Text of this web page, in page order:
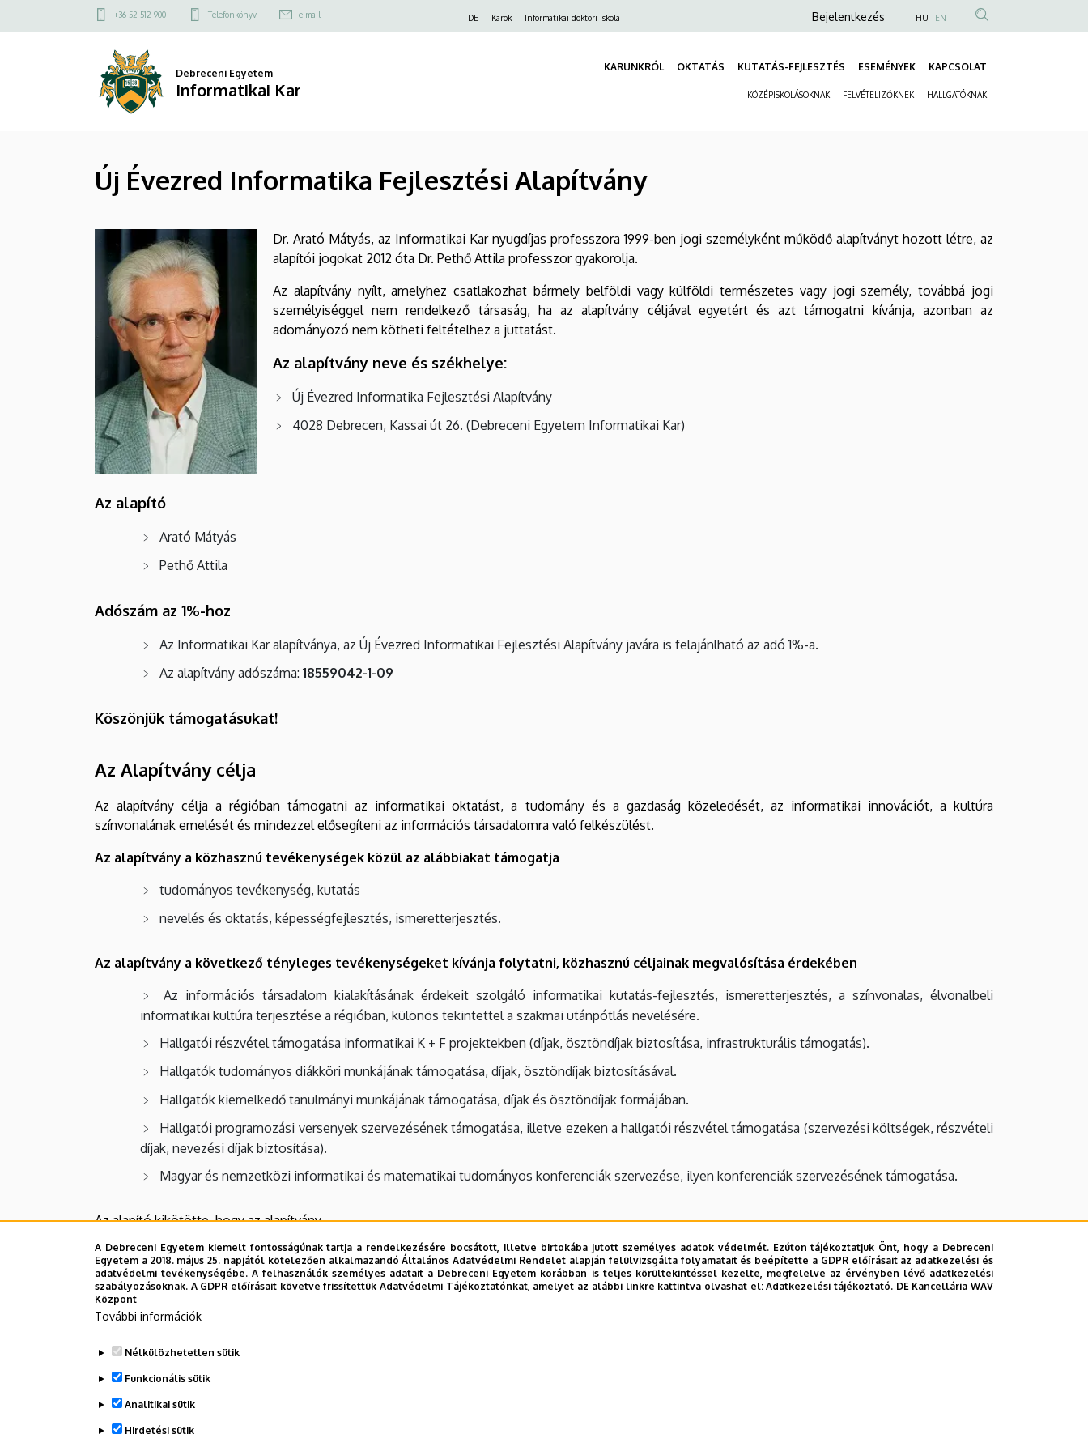
Informatika
Fejlesztési
a
Felső
menü
+36 52 512 900 Telefonkönyv e-mail DE Karok Informatikai doktori iskola
Anonim
fiók
menüje
Bejelentkezés HU EN
Debreceni Egyetem
Informatikai Kar
KARUNKRÓL OKTATÁS KUTATÁS-FEJLESZTÉS ESEMÉNYEK KAPCSOLAT
KÖZÉPISKOLÁSOKNAK FELVÉTELIZŐKNEK HALLGATÓKNAK
Új Évezred Informatika Fejlesztési Alapítvány
Dr. Arató Mátyás, az Informatikai Kar nyugdíjas professzora 1999-ben jogi személyként működő alapítványt hozott létre, az
alapítói jogokat 2012 óta Dr. Pethő Attila professzor gyakorolja.
Az alapítvány nyílt, amelyhez csatlakozhat bármely belföldi vagy külföldi természetes vagy jogi személy, továbbá jogi
személyiséggel nem rendelkező társaság, ha az alapítvány céljával egyetért és azt támogatni kívánja, azonban az
adományozó nem kötheti feltételhez a juttatást.
Az alapítvány neve és székhelye:
Új Évezred Informatika Fejlesztési Alapítvány
4028 Debrecen, Kassai út 26. (Debreceni Egyetem Informatikai Kar)
Az alapító
Arató Mátyás
Pethő Attila
Adószám az 1%-hoz
Az Informatikai Kar alapítványa, az Új Évezred Informatikai Fejlesztési Alapítvány javára is felajánlható az adó 1%-a.
Az alapítvány adószáma: 18559042-1-09
Köszönjük támogatásukat!
Az Alapítvány célja
Az alapítvány célja a régióban támogatni az informatikai oktatást, a tudomány és a gazdaság közeledését, az informatikai innovációt, a kultúra
színvonalának emelését és mindezzel elősegíteni az információs társadalomra való felkészülést.
Az alapítvány a közhasznú tevékenységek közül az alábbiakat támogatja
tudományos tevékenység, kutatás
nevelés és oktatás, képességfejlesztés, ismeretterjesztés.
Az alapítvány a következő tényleges tevékenységeket kívánja folytatni, közhasznú céljainak megvalósítása érdekében
Az információs társadalom kialakításának érdekeit szolgáló informatikai kutatás-fejlesztés, ismeretterjesztés, a színvonalas, élvonalbeli
informatikai kultúra terjesztése a régióban, különös tekintettel a szakmai utánpótlás nevelésére.
Hallgatói részvétel támogatása informatikai K + F projektekben (díjak, ösztöndíjak biztosítása, infrastrukturális támogatás).
Hallgatók tudományos diákköri munkájának támogatása, díjak, ösztöndíjak biztosításával.
Hallgatók kiemelkedő tanulmányi munkájának támogatása, díjak és ösztöndíjak formájában.
Hallgatói programozási versenyek szervezésének támogatása, illetve ezeken a hallgatói részvétel támogatása (szervezési költségek, részvételi
díjak, nevezési díjak biztosítása).
Magyar és nemzetközi informatikai és matematikai tudományos konferenciák szervezése, ilyen konferenciák szervezésének támogatása.
Az alapító kikötötte, hogy az alapítvány
vállalkozási tevékenységet csak közhasznú céljainak megvalósítása érdekében és ezen célokat nem veszélyeztetve végezhet
a gazdálkodása során elért eredményét nem oszthatja fel és azt kizárólag az alapító okiratban meghatározott célokra fordíthatja
közvetlen politikai tevékenységet nem folytathat, tevékenységét pártoktól függetlenül köteles végezni, a pártoknak anyagi támogatást nem
országgyűlési képviselői, megyei, fővárosi és helyi önkormányzati választásokon képviselőjelöltet nem állíthat és nem támogathat
A Debreceni Egyetem kiemelt fontosságúnak tartja a rendelkezésére bocsátott, illetve birtokába jutott személyes adatok védelmét. Ezúton tájékoztatjuk Önt, hogy a Debreceni
Egyetem a 2018. május 25. napjától kötelezően alkalmazandó Általános Adatvédelmi Rendelet alapján felülvizsgálta folyamatait és beépítette a GDPR előírásait az adatkezelési és
adatvédelmi tevékenységébe. A felhasználók személyes adatait a Debreceni Egyetem korábban is teljes körültekintéssel kezelte, megfelelve az érvényben lévő adatkezelési
szabályozásoknak. A GDPR előírásait követve frissítettük Adatvédelmi Tájékoztatónkat, amelyet az alábbi linkre kattintva olvashat el:Adatkezelési tájékoztató. DE Kancellária WAV
Központ
További információk
Nélkülözhetetlen sütik
Funkcionális sütik
Analitikai sütik
Hirdetési sütik